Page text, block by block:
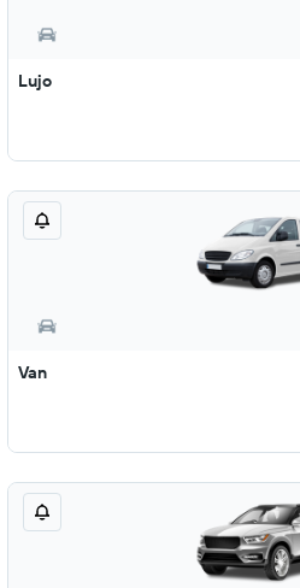
Lujo
Van